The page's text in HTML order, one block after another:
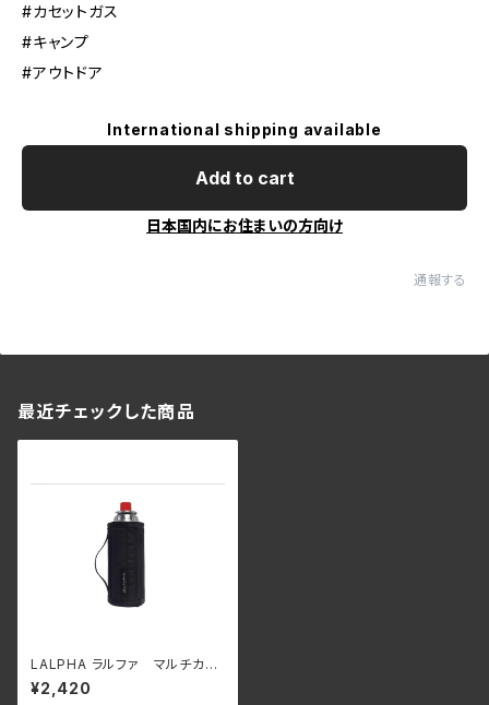
#カセットガス
#キャンプ
#アウトドア
International shipping available
Add to cart
日本国内にお住まいの方向け
通報する
最近チェックした商品
LALPHA ラルファ マルチカバ
ー CB缶カバー 新品未開封
¥2,420